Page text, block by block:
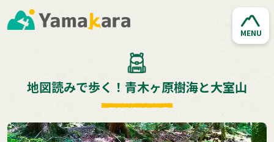
MENU
地図読みで歩く！青木ヶ原樹海と大室山